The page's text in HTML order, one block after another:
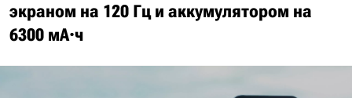
экраном на 120 Гц и аккумулятором на
6300 мА·ч